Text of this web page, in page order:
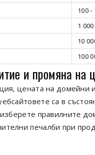
100 -
1
10
100
и промяна на
цената на
са в
правилните
печалби при